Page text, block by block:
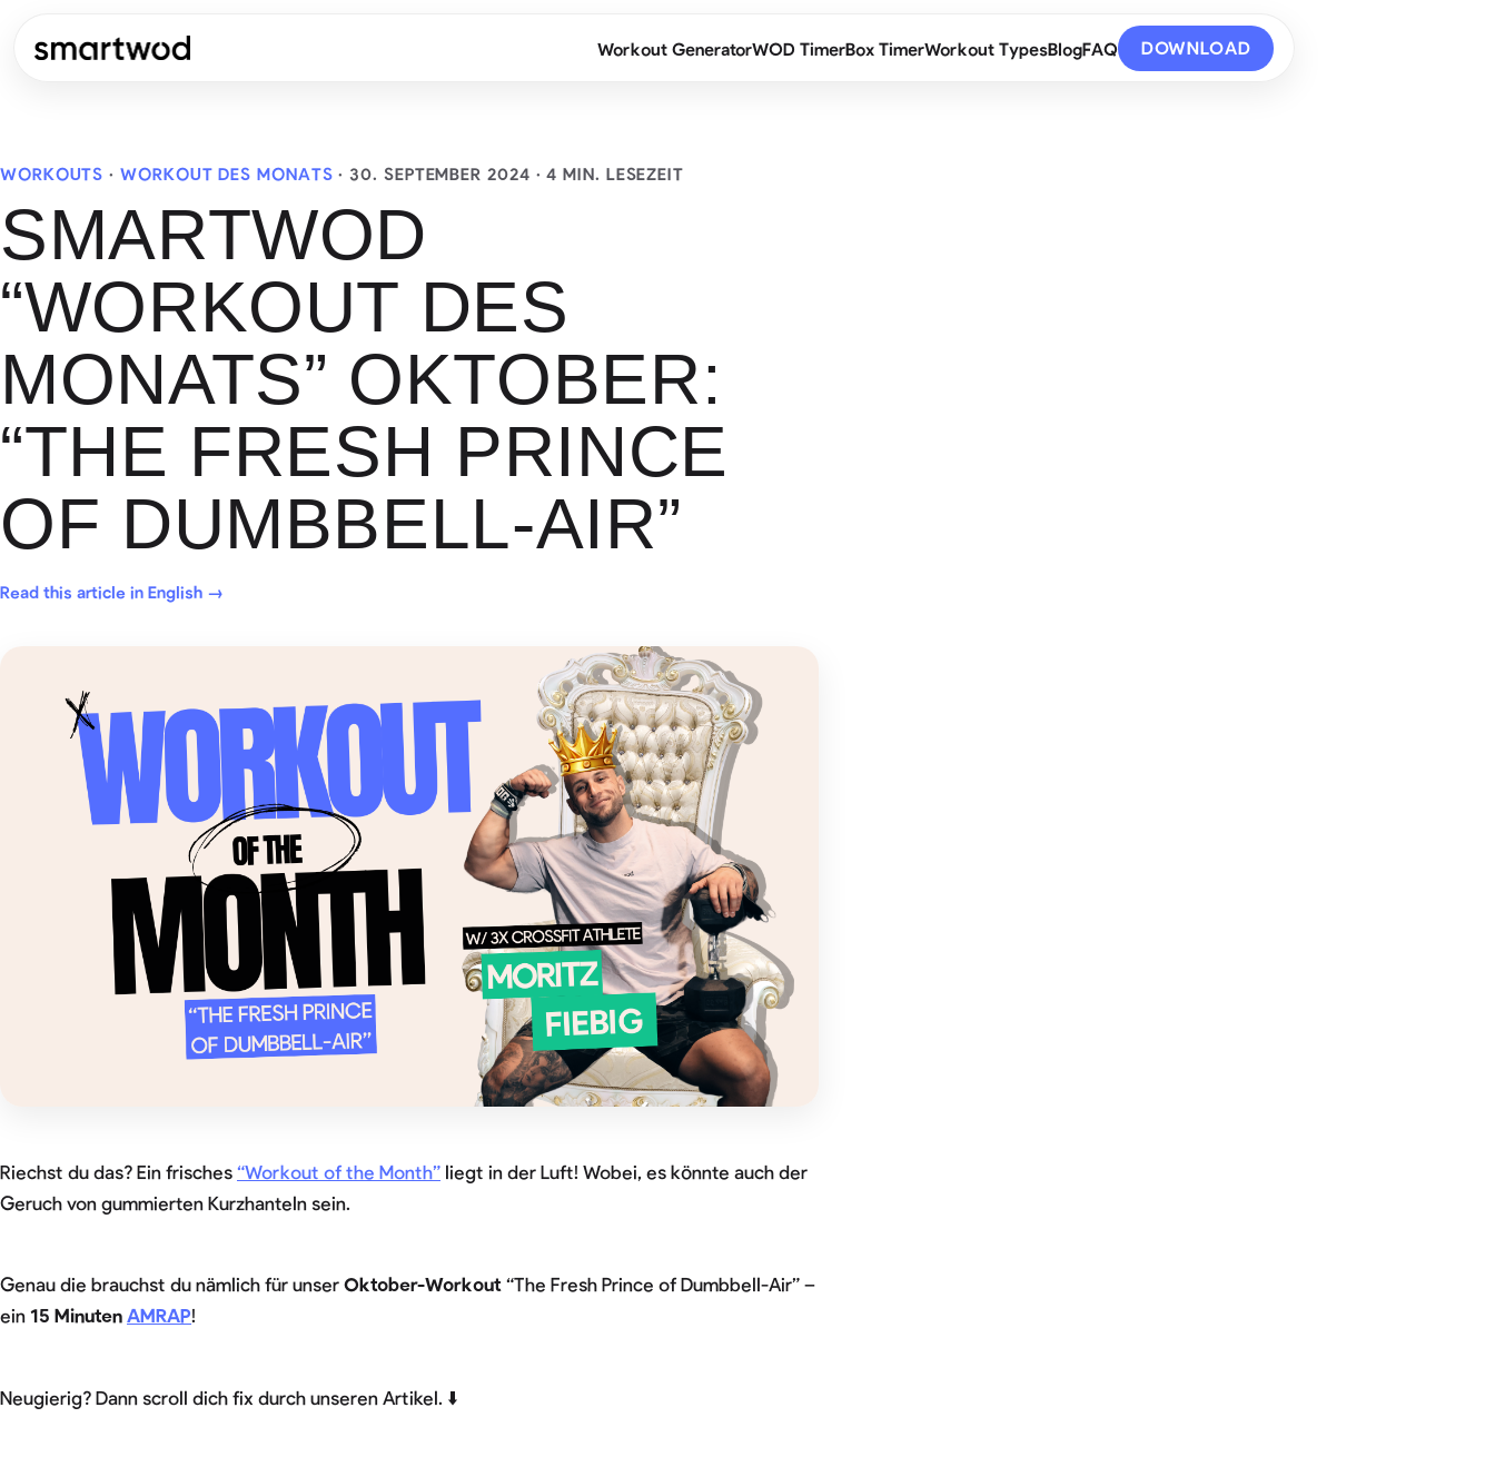
Workout GeneratorWOD TimerBox TimerWorkout TypesBlogFAQ DOWNLOAD
WORKOUTS ·WORKOUT DES MONATS ·30. SEPTEMBER 2024 · 4 MIN. LESEZEIT
SMARTWOD
“WORKOUT DES
MONATS” OKTOBER:
“THE FRESH PRINCE
OF DUMBBELL-AIR”
Read this article in English →
Riechst du das? Ein frisches “Workout of the Month” liegt in der Luft! Wobei, es könnte auch der
Geruch von gummierten Kurzhanteln sein.
Genau die brauchst du nämlich für unser Oktober-Workout “The Fresh Prince of Dumbbell-Air” –
ein 15 Minuten AMRAP!
Neugierig? Dann scroll dich fix durch unseren Artikel. ⬇️